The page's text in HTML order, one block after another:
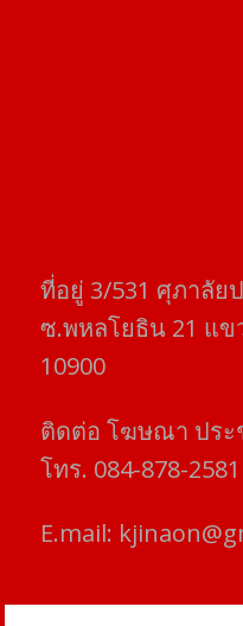
ที่อยู่​ 3/531​ ศุภาลัย
ซ.พหลโยธิน​ 21​ แข
10900
ติดต่อ​ โฆษณา​ ปร
โทร​. 084-878-2581
E.mail: